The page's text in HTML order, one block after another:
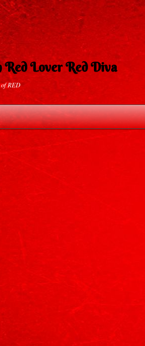
Lover Red Diva
RED